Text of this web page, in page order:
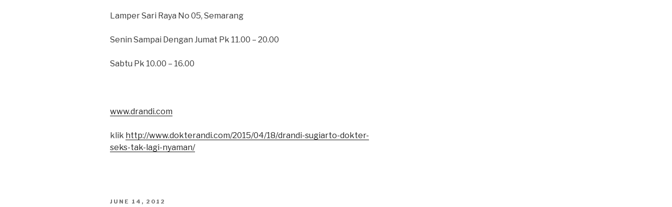
Lamper Sari Raya No 05, Semarang
Senin Sampai Dengan Jumat Pk 11.00 – 20.00
Sabtu Pk 10.00 – 16.00
www.drandi.com
klik http://www.dokterandi.com/2015/04/18/drandi-sugiarto-dokter-
seks-tak-lagi-nyaman/
POSTED
JUNE 14, 2012